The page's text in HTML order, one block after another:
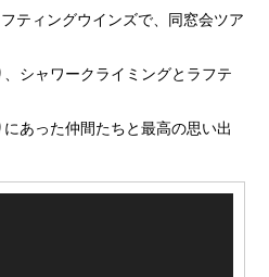
ティングウインズで、同窓会ツア
シャワークライミングとラフテ
あった仲間たちと最高の思い出